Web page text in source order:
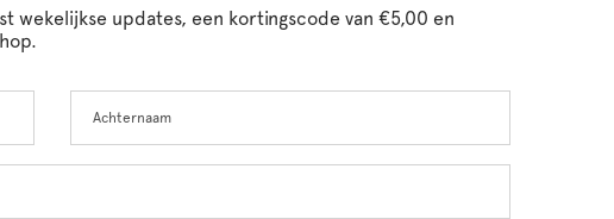
wekelijkse updates, een kortingscode van €5,00 en